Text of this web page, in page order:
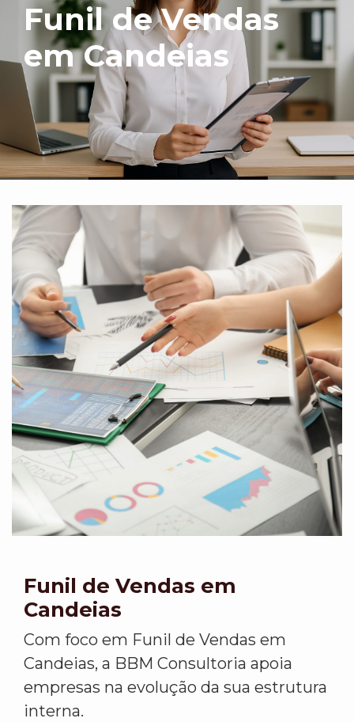
Funil de Vendas
em Candeias
Funil de Vendas em
Candeias
Com foco em Funil de Vendas em
Candeias, a BBM Consultoria apoia
empresas na evolução da sua estrutura
interna.